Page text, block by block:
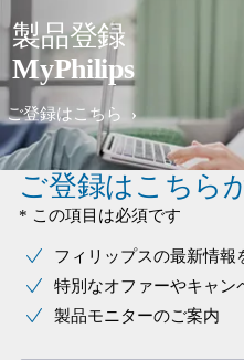
製品登録
MyPhilips
ご登録はこちら
ご登録はこちら
* この項目は必須です
フィリップスの最新情報
特別なオファーやキャン
製品モニターのご案内